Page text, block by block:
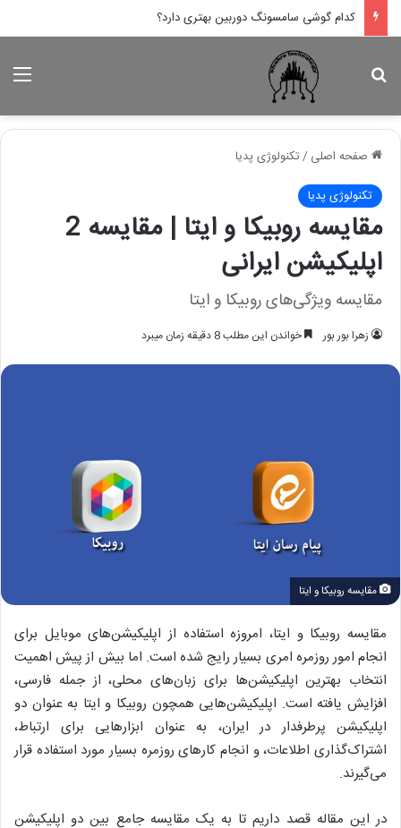
کدام لپ تاپ اپل بهتر است؟
جستجو برای
صفحه اصلی /تکنولوژی پدیا
تکنولوژی پدیا
مقایسه روبیکا و ایتا | مقایسه 2
اپلیکیشن ایرانی
مقایسه ویژگی‌های روبیکا و ایتا
زهرا بور بور خواندن این مطلب 8 دقیقه زمان میبرد
مقایسه روبیکا و ایتا
مقایسه روبیکا و ایتا، امروزه استفاده از اپلیکیشن‌های موبایل برای
انجام امور روزمره امری بسیار رایج شده است. اما بیش از پیش اهمیت
انتخاب بهترین اپلیکیشن‌ها برای زبان‌های محلی، از جمله فارسی،
افزایش یافته است. اپلیکیشن‌هایی همچون روبیکا و ایتا به عنوان دو
اپلیکیشن پرطرفدار در ایران، به عنوان ابزارهایی برای ارتباط،
اشتراک‌گذاری اطلاعات، و انجام کارهای روزمره بسیار مورد استفاده قرار
می‌گیرند.
در این مقاله قصد داریم تا به یک مقایسه جامع بین دو اپلیکیشن